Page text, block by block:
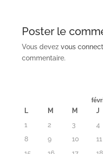
Poster le
Vous devez vous
commentaire.
L M M J
1
2 3 4
8
9 10 11